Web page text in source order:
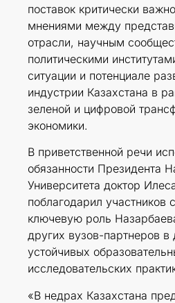
поставок критически
мнениями между
отрасли, научным
политическими
ситуации и потенциале
индустрии Казахстана в
зеленой и цифровой
экономики.
В приветственной речи
обязанности Президента
Университета доктор
поблагодарил участников
ключевую роль
других вузов-партнеров
устойчивых
исследовательских
«В недрах Казахстана